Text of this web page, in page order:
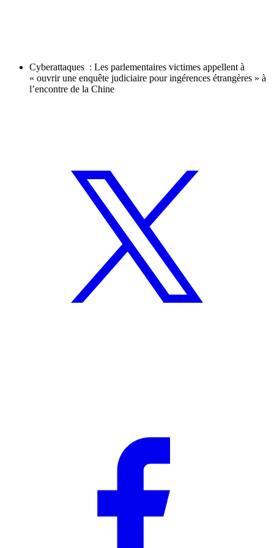
Cyberattaques : Les parlementaires victimes appellent à
« ouvrir une enquête judiciaire pour ingérences étrangères » à
l’encontre de la Chine